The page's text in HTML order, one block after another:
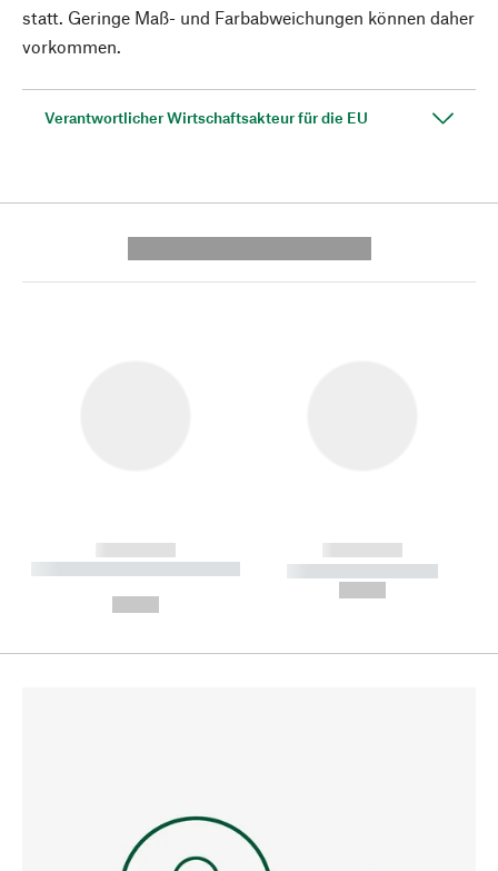
statt. Geringe Maß- und Farbabweichungen können daher
vorkommen.
Verantwortlicher Wirtschaftsakteur für die EU
------------
----------- ----------- --------
------------
----------- -----------